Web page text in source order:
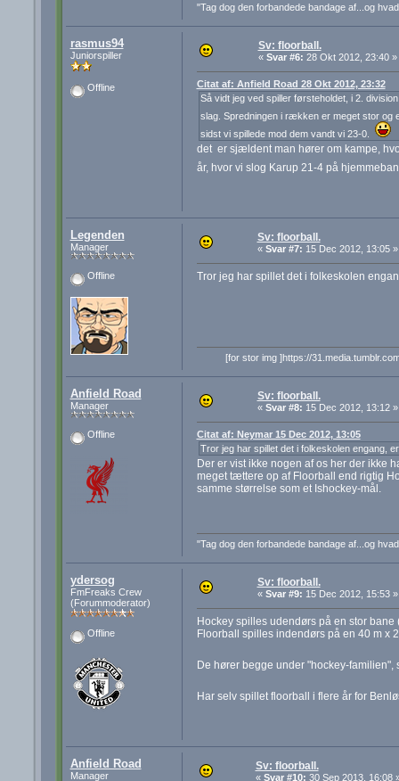
"Tag dog den forbandede bandage af...og
rasmus94
Juniorspiller
Offline
Sv: floorball.
« Svar #6: 28 Okt 2012, 23:40 »
Citat af: Anfield Road 28 Okt 2012, 23:32
Så vidt jeg ved spiller førsteholdet, i 2.
slag. Spredningen i rækken er meget stor
sidst vi spillede mod dem vandt vi 23-0.
det er sjældent man hører om kampe,
år, hvor vi slog Karup 21-4 på
Legenden
Manager
Offline
Sv: floorball.
« Svar #7: 15 Dec 2012, 13:05 »
Tror jeg har spillet det i folkeskolen
[for stor img ]https://
Anfield Road
Manager
Offline
Sv: floorball.
« Svar #8: 15 Dec 2012, 13:12 »
Citat af: Neymar 15 Dec 2012, 13:05
Tror jeg har spillet det i folkeskolen engang,
Der er vist ikke nogen af os her der ikke
meget tættere op af Floorball end rigtig
samme størrelse som et Ishockey-mål.
"Tag dog den forbandede bandage af...og
ydersog
FmFreaks Crew
(Forummoderator)
Offline
Sv: floorball.
« Svar #9: 15 Dec 2012, 15:53 »
Hockey spilles udendørs på en stor
Floorball spilles indendørs på en 40 m x
De hører begge under "hockey-
Har selv spillet floorball i flere år for
Anfield Road
Manager
Sv: floorball.
« Svar #10: 30 Sep 2013, 16:08